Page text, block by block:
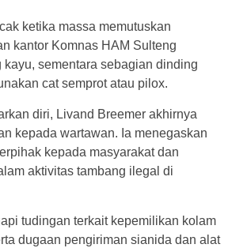
ketika massa memutuskan
kantor Komnas HAM Sulteng
sementara sebagian dinding
cat semprot atau pilox.
diri, Livand Breemer akhirnya
kepada wartawan. Ia menegaskan
kepada masyarakat dan
aktivitas tambang ilegal di
tudingan terkait kepemilikan kolam
dugaan pengiriman sianida dan alat